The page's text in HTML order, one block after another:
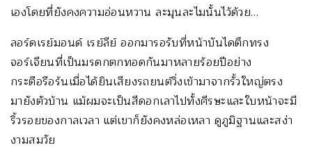
เองโดยที่ยังคงความอ่อนหวาน ละมุนละไมนั้นไว้ด้วย…
ลอร์ดเรย์มอนด์ เรย์ลีย์ ออกมารอรับที่หน้าบันไดตึกทรง
จอร์เจียนที่เป็นมรดกตกทอดกันมาหลายร้อยปีอย่าง
กระตือรือร้นเมื่อได้ยินเสียงรถยนต์วิ่งเข้ามาจากรั้วใหญ่ตรง
มายังตัวบ้าน แม้ผมจะเป็นสีดอกเลาไปทั้งศีรษะและใบหน้าจะมี
ริ้วรอยของกาลเวลา แต่เขาก็ยังคงหล่อเหลา ดูภูมิฐานและสง่า
งามสมวัย